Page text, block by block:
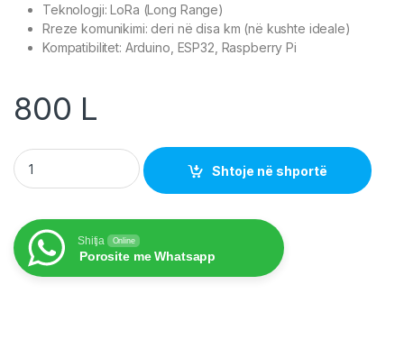
Teknologji: LoRa (Long Range)
Rreze komunikimi: deri në disa km (në kushte ideale)
Kompatibilitet: Arduino, ESP32, Raspberry Pi
800 L
Lora Module SX1278 Long Range 433mhz DRF1278F quantity
Shtoje në shportë
Shitja Online
Porosite me Whatsapp